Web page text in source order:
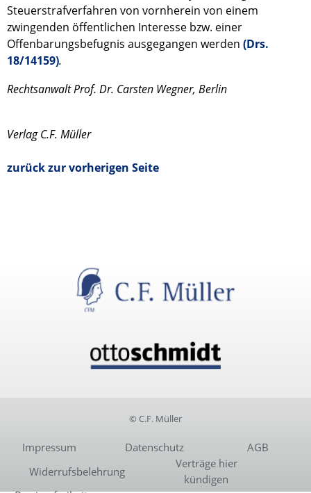
Steuerstrafverfahren von vornherein von einem
zwingenden öffentlichen Interesse bzw. einer
Offenbarungsbefugnis ausgegangen werden (Drs.
18/14159).
Rechtsanwalt Prof. Dr. Carsten Wegner, Berlin
Verlag C.F. Müller
zurück zur vorherigen Seite
© C.F. Müller
Impressum Datenschutz
AGB
Widerrufsbelehrung
Verträge hier
kündigen